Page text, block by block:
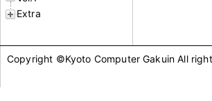
Extra
Copyright ©Kyoto Computer Gakuin All